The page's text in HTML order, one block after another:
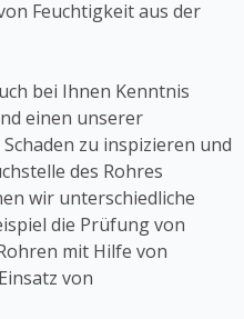
Feuchtigkeit aus der
bei Ihnen Kenntnis
einen unserer
zu inspizieren und
des Rohres
wir unterschiedliche
die Prüfung von
mit Hilfe von
von